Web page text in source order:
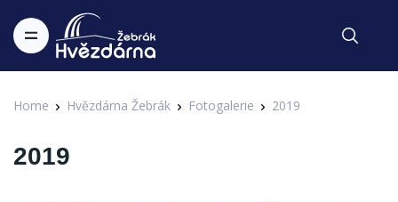
Home Hvězdárna Žebrák Fotogalerie 2019
2019